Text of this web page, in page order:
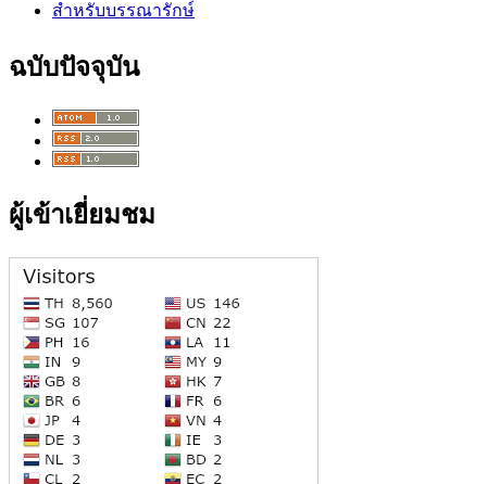
สำหรับบรรณารักษ์
ฉบับปัจจุบัน
ผู้เข้าเยี่ยมชม